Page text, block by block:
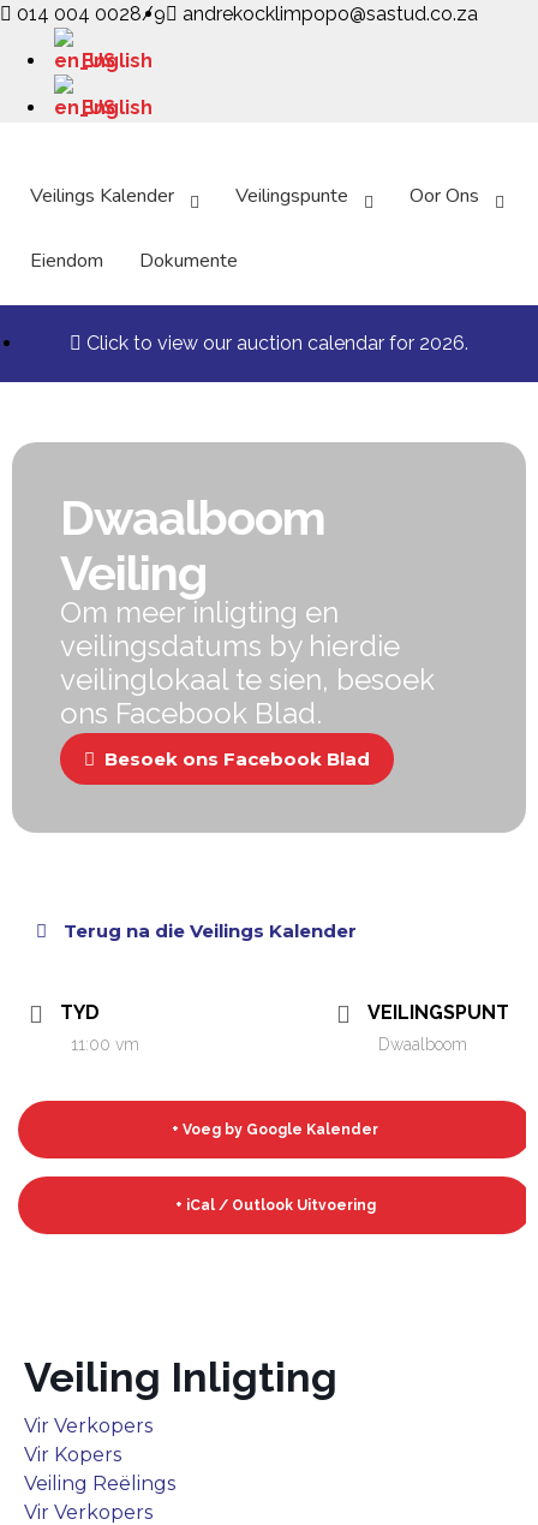
014 004 0028/9 andrekocklimpopo@sastud.co.za
English
English
Veilings Kalender Veilingspunte Oor Ons
Eiendom Dokumente
Click to view our auction calendar for 2026.
Dwaalboom
Veiling
Om meer inligting en
veilingsdatums by hierdie
veilinglokaal te sien, besoek
ons ​​Facebook Blad.
Besoek ons Facebook Blad
Terug na die Veilings Kalender
TYD
11:00 vm
VEILINGSPUNT
Dwaalboom
+ Voeg by Google Kalender
+ iCal / Outlook Uitvoering
Veiling Inligting
Vir Verkopers
Vir Kopers
Veiling Reëlings
Vir Verkopers